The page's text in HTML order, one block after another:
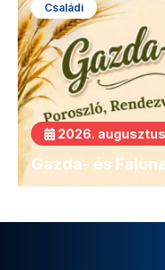
Családi
2026.
Gazda- és